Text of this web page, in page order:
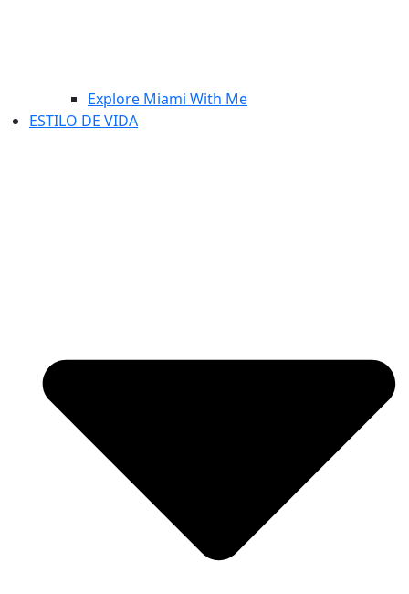
Explore Miami With Me
ESTILO DE VIDA